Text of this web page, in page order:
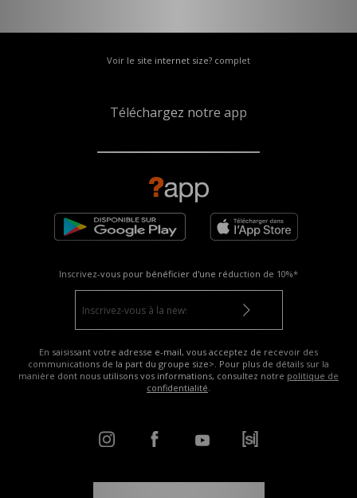
Voir le site internet size? complet
Téléchargez notre app
Inscrivez-vous pour bénéficier d'une réduction de 10%*
En saisissant votre adresse e-mail, vous acceptez de recevoir des
communications de la part du groupe size>. Pour plus de détails sur la
manière dont nous utilisons vos informations, consultez notre politique de
confidentialité.